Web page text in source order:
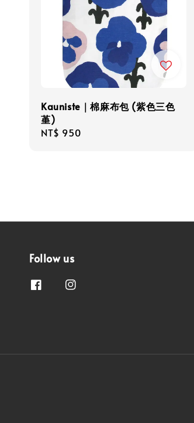
Kauniste｜棉麻布包 (紫色三色
堇)
Regular
NT$ 950
Follow us